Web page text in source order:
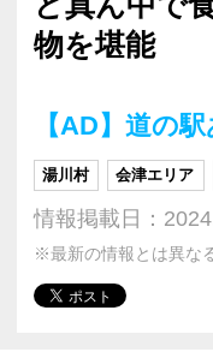
物を堪能
【AD】道の
湯川村 会津エリア
情報掲載日：
※最新の情報とは異な